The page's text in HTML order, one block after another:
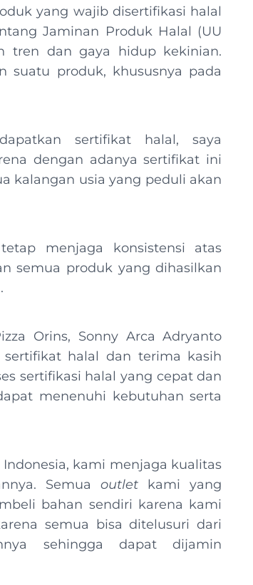
yang wajib disertifikasi halal
Jaminan Produk Halal (UU
tren dan gaya hidup kekinian.
suatu produk, khususnya pada
sertifikat halal, saya
dengan adanya sertifikat ini
kalangan usia yang peduli akan
menjaga konsistensi atas
semua produk yang dihasilkan
Orins, Sonny Arca Adryanto
halal dan terima kasih
sertifikasi halal yang cepat dan
menenuhi kebutuhan serta
kami menjaga kualitas
Semuaoutlet kami yang
bahan sendiri karena kami
semua bisa ditelusuri dari
sehingga dapat dijamin